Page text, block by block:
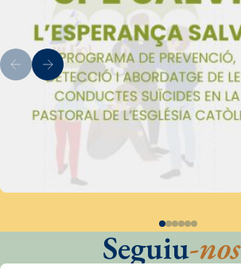
Seguiu-nos